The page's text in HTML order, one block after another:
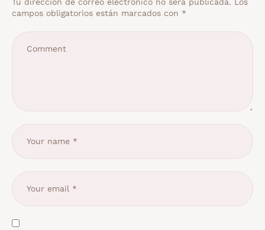
Tu dirección de correo electrónico no será publicada. Los
campos obligatorios están marcados con *